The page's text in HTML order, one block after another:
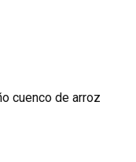
cuenco de arroz